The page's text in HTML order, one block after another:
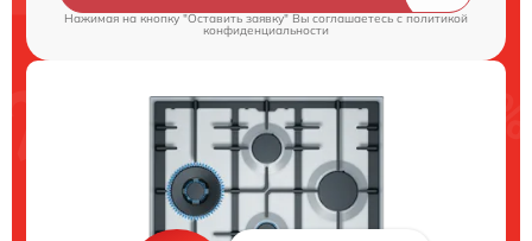
Нажимая на кнопку "Оставить заявку" Вы соглашаетесь cполитикой
конфиденциальности